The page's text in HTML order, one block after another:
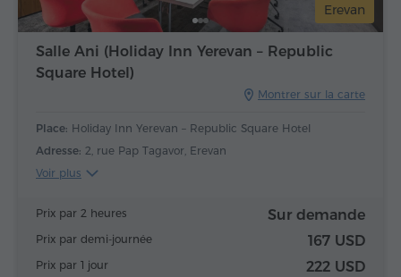
Erevan
Salle Ani (Holiday Inn Yerevan – Republic
Square Hotel)
Montrer sur la carte
Place: Holiday Inn Yerevan – Republic Square Hotel
Adresse: 2, rue Pap Tagavor, Erevan
Voir plus
Prix par 2 heures Sur demande
Prix par demi-journée 167 USD
Prix par 1 jour 222 USD